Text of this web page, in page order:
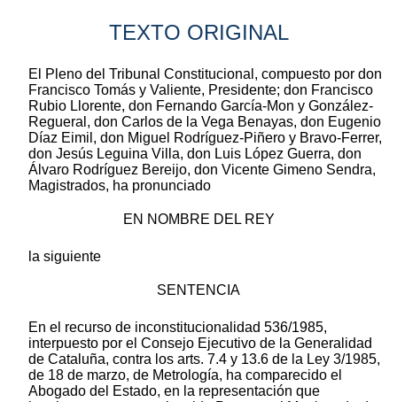
TEXTO ORIGINAL
El Pleno del Tribunal Constitucional, compuesto por don
Francisco Tomás y Valiente, Presidente; don Francisco
Rubio Llorente, don Fernando García-Mon y González-
Regueral, don Carlos de la Vega Benayas, don Eugenio
Díaz Eimil, don Miguel Rodríguez-Piñero y Bravo-Ferrer,
don Jesús Leguina Villa, don Luis López Guerra, don
Álvaro Rodríguez Bereijo, don Vicente Gimeno Sendra,
Magistrados, ha pronunciado
EN NOMBRE DEL REY
la siguiente
SENTENCIA
En el recurso de inconstitucionalidad 536/1985,
interpuesto por el Consejo Ejecutivo de la Generalidad
de Cataluña, contra los arts. 7.4 y 13.6 de la Ley 3/1985,
de 18 de marzo, de Metrología, ha comparecido el
Abogado del Estado, en la representación que